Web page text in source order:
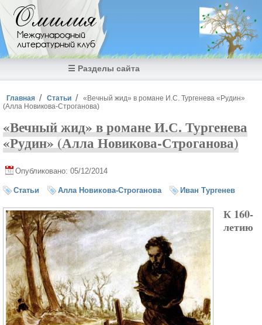
Перейти к основному содержанию
Омилия
Международный
литературный клуб
☰ Разделы сайта
Вы здесь
Главная Статьи
«Вечный жид» в романе И.С. Тургенева «Рудин»
(Алла Новикова-Строганова)
«Вечный жид» в романе И.С. Тургенева
«Рудин» (Алла Новикова-Строганова)
Опубликовано: 05/12/2014
Статьи Алла Новикова-Строганова Иван Тургенев
К 160-
летию